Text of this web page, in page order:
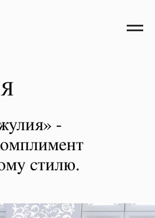
-
стилю.